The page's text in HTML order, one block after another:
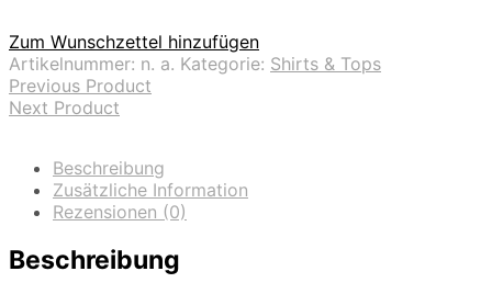
Zum Wunschzettel hinzufügen
Artikelnummer: n. a. Kategorie: Shirts & Tops
Previous Product
Next Product
Beschreibung
Zusätzliche Information
Rezensionen (0)
Beschreibung